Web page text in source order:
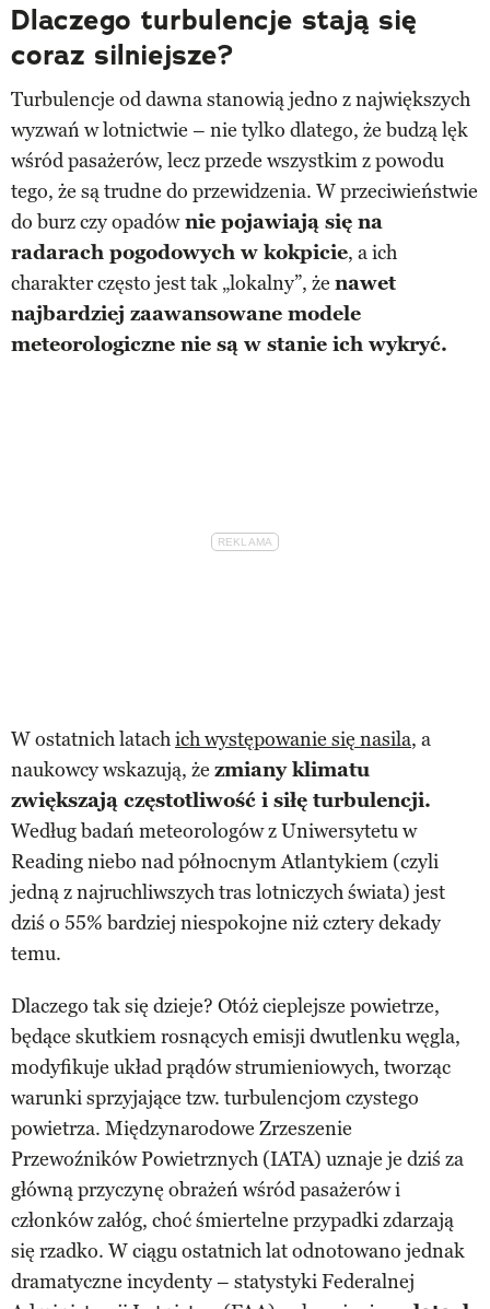
Dlaczego turbulencje stają się
coraz silniejsze?
Turbulencje od dawna stanowią jedno z największych
wyzwań w lotnictwie – nie tylko dlatego, że budzą lęk
wśród pasażerów, lecz przede wszystkim z powodu
tego, że są trudne do przewidzenia. W przeciwieństwie
do burz czy opadównie pojawiają się na
radarach pogodowych w kokpicie, a ich
charakter często jest tak „lokalny”, że nawet
najbardziej zaawansowane modele
meteorologiczne nie są w stanie ich wykryć.
W ostatnich latachich występowanie się nasila, a
naukowcy wskazują, że zmiany klimatu
zwiększają częstotliwość i siłę turbulencji.
Według badań meteorologów z Uniwersytetu w
Reading niebo nad północnym Atlantykiem (czyli
jedną z najruchliwszych tras lotniczych świata) jest
dziś o 55% bardziej niespokojne niż cztery dekady
temu.
Dlaczego tak się dzieje? Otóż cieplejsze powietrze,
będące skutkiem rosnących emisji dwutlenku węgla,
modyfikuje układ prądów strumieniowych, tworząc
warunki sprzyjające tzw. turbulencjom czystego
powietrza. Międzynarodowe Zrzeszenie
Przewoźników Powietrznych (IATA) uznaje je dziś za
główną przyczynę obrażeń wśród pasażerów i
członków załóg, choć śmiertelne przypadki zdarzają
się rzadko. W ciągu ostatnich lat odnotowano jednak
dramatyczne incydenty – statystyki Federalnej